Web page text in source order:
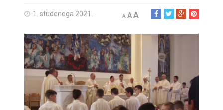
1. studenoga 2021. A AA